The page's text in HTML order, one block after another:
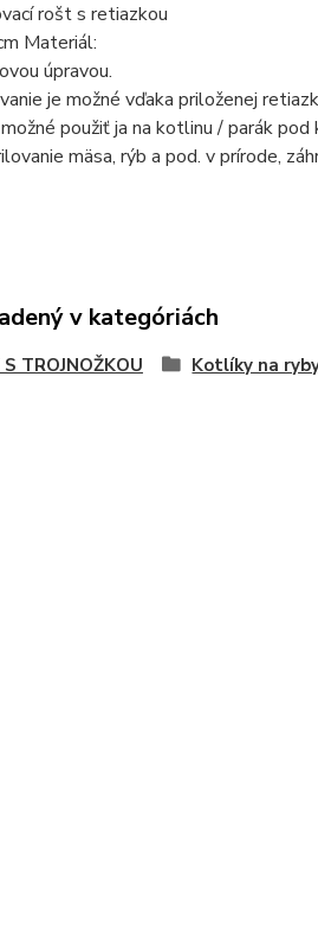
rošt s retiazkou
Materiál:
úpravou.
je možné vďaka priloženej
použiť ja na kotlinu / parák
mäsa, rýb a pod. v prírode,
v kategóriách
TROJNOŽKOU Kotlíky na